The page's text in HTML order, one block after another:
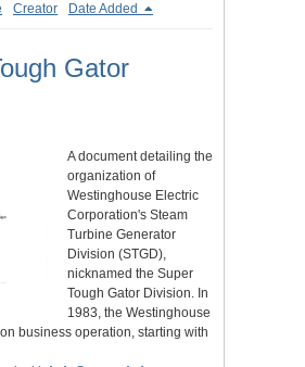
Creator Date Added
Gator
A document detailing the
organization of
Westinghouse Electric
Corporation's Steam
Turbine Generator
Division (STGD),
nicknamed the Super
Tough Gator Division. In
1983, the Westinghouse
business operation, starting with